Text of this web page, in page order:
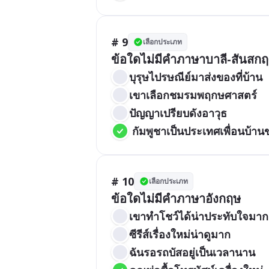
# 9 เลือกประเภท
ข้อใดไม่มีคำภาษาบาลี-สันสก
บุรุษไปรษณีย์มาส่งของที่บ้าน
เขาเลือกชมรมพฤกษศาสตร์
ปัญญาเปรียบดังอาวุธ
กัมพูชาเป็นประเทศเพื่อนบ้าน
# 10 เลือกประเภท
ข้อใดไม่มีคำภาษาอังกฤษ
เขาทำโชว์ได้น่าประทับใจมาก
ซีรีส์เรื่องใหม่น่าดูมาก
ฉันรอรถบัสอยู่เป็นเวลานาน